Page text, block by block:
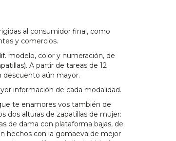
al consumidor final, como
y comercios.
modelo, color y numeración, de
A partir de tareas de 12
descuento aún mayor.
información de cada modalidad.
te enamores vos también de
dos alturas de zapatillas de mujer:
de dama con plataforma bajas, de
hechos con la gomaeva de mejor